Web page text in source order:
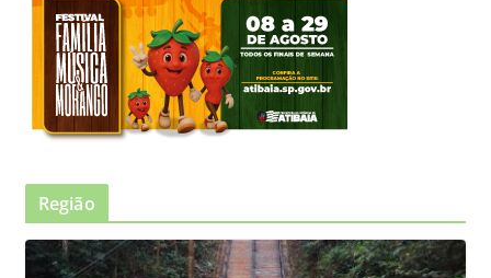
Região